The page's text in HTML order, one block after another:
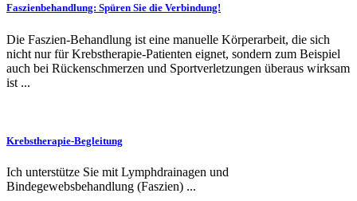
Faszienbehandlung: Spüren Sie die Verbindung!
Die Faszien-Behandlung ist eine manuelle Körperarbeit, die sich
nicht nur für Krebstherapie-Patienten eignet, sondern zum Beispiel
auch bei Rückenschmerzen und Sportverletzungen überaus wirksam
ist ...
Krebstherapie-Begleitung
Ich unterstütze Sie mit Lymphdrainagen und
Bindegewebsbehandlung (Faszien) ...